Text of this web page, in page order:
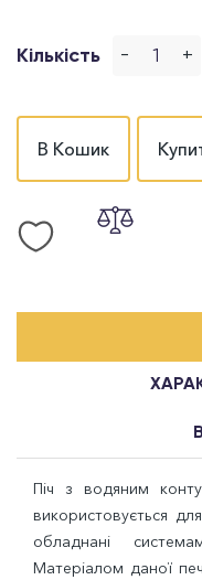
Кількість - +
В Кошик
Піч з водяним
використовується
обладнані
Матеріалом даної